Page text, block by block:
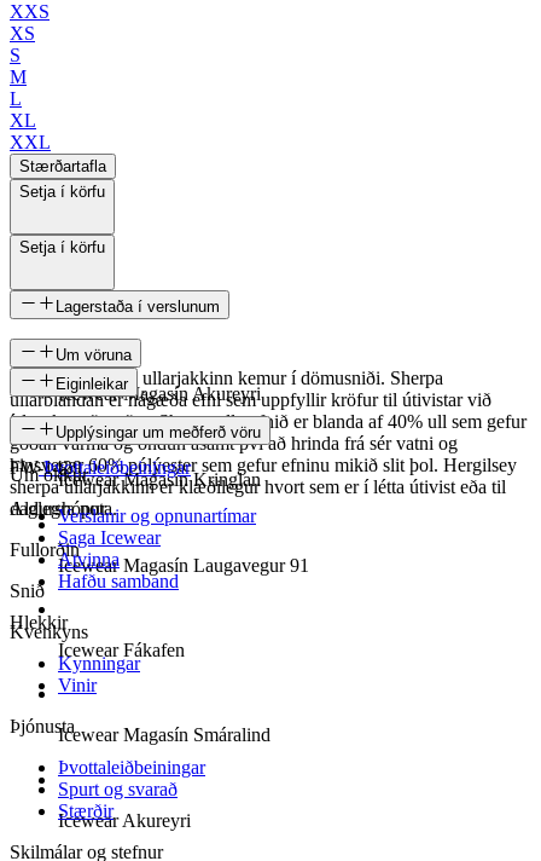
XXS
XS
S
M
L
XL
XXL
Stærðartafla
Setja í körfu
Setja í körfu
Lagerstaða í verslunum
Icewear Magasín Akureyri
Icewear Magasín Kringlan
Icewear Magasín Laugavegur 91
Icewear Fákafen
Icewear Magasín Smáralind
Icewear Akureyri
Um vöruna
Hergilsey sherpa ullarjakkinn kemur í dömusniði. Sherpa
ullarblandan er hágæða efni sem uppfyllir kröfur til útivistar við
íslenskar aðstæður. Sherpa ullarefnið er blanda af 40% ull sem gefur
góðan varma og öndun ásamt því að hrinda frá sér vatni og
hinsvegar 60% pólýester sem gefur efninu mikið slit þol. Hergilsey
sherpa ullarjakkinn er klæðilegur hvort sem er í létta útivist eða til
daglegra nota.
Eiginleikar
SKU
FW-1429
Aldurshópur
Fullorðin
Snið
Kvenkyns
Upplýsingar um meðferð vöru
Þvottaleiðbeiningar
Um okkur
Verslanir og opnunartímar
Saga Icewear
Atvinna
Hafðu samband
Hlekkir
Kynningar
Vinir
Þjónusta
Þvottaleiðbeiningar
Spurt og svarað
Stærðir
Skilmálar og stefnur